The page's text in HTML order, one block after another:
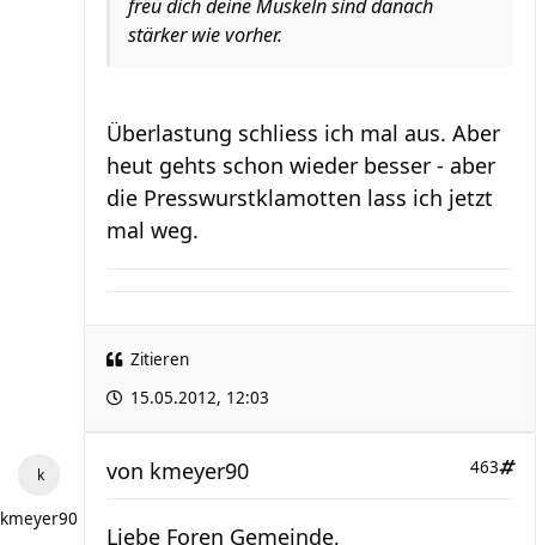
freu dich deine Muskeln sind danach
stärker wie vorher.
Überlastung schliess ich mal aus. Aber
heut gehts schon wieder besser - aber
die Presswurstklamotten lass ich jetzt
mal weg.
Zitieren
15.05.2012, 12:03
kmeyer90
463
von kmeyer90
Liebe Foren Gemeinde,